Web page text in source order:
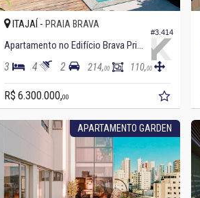
#3.414
ITAJAÍ - PRAIA BRAVA
Apartamento no Edifício Brava Prime Residence
3 4 2 214,00 110,00
R$ 6.300.000,00
APARTAMENTO GARDEN